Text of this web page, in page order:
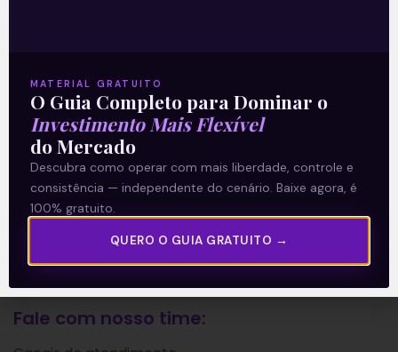
Política de Privacidade
Explore
Artigos
E Eu Com Isso?
Vídeos no Youtube
Manuais de Investimento
Fale com nosso time:
MATERIAL GRATUITO
O Guia Completo para Dominar o
Investimento Mais Flexível
do Mercado
Descubra como operar com mais liberdade, controle e
consistência — independente do cenário. Baixe agora, é
100% gratuito.
QUERO O GUIA GRATUITO →